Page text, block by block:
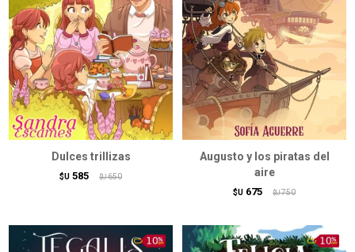
Dulces trillizas
$U 585 $U 650
Augusto y los piratas del
aire
$U 675 $U 750